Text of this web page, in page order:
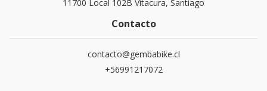
11700 Local 102B Vitacura, Santiago
Contacto
contacto@gembabike.cl
+56991217072